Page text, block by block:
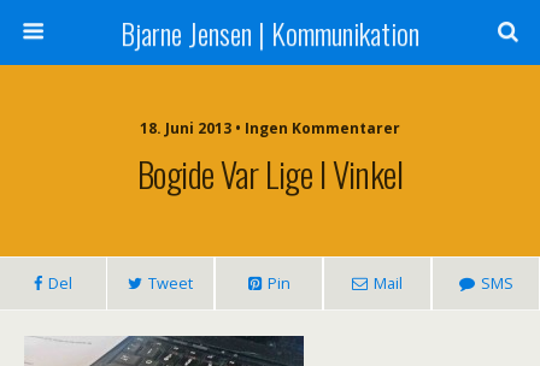
Bjarne Jensen | Kommunikation
18. Juni 2013 • Ingen Kommentarer
Bogide Var Lige I Vinkel
Del Tweet Pin Mail SMS